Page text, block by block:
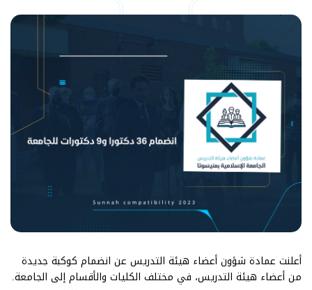
أعلنت عمادة شؤون أعضاء هيئة التدريس عن انضمام كوكبة جديدة
من أعضاء هيئة التدريس، في مختلف الكليات والأقسام إلى الجامعة.